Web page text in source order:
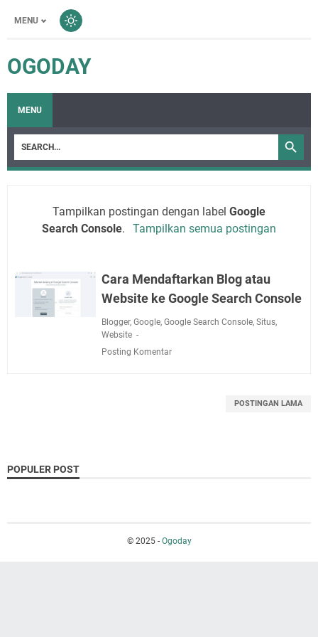
MENU
OGODAY
MENU
Tampilkan postingan dengan label Google
Search Console. Tampilkan semua postingan
Cara Mendaftarkan Blog atau
Website ke Google Search Console
Blogger, Google, Google Search Console, Situs,
Website
Posting Komentar
POSTINGAN LAMA
POPULER POST
© 2025 - Ogoday